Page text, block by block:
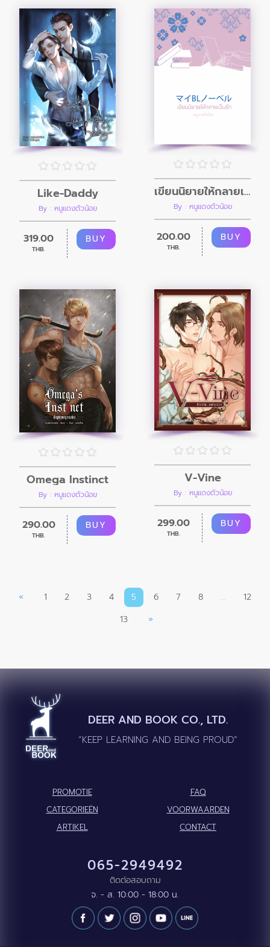
Like-Daddy
By : หนูแดงตัวน้อย
319.00
THB.
BUY
เขียนนิยายให้กลายเป็นรัก
By : หนูแดงตัวน้อย
200.00
THB.
BUY
Omega Instinct
By : หนูแดงตัวน้อย
290.00
THB.
BUY
V-Vine
By : หนูแดงตัวน้อย
299.00
THB.
BUY
« 1 2 3 4 5 6 7 8 ...
12
13
»
DEER AND BOOK CO., LTD.
“KEEP LEARNING AND BEING PROUD”
PROMOTIE
FAQ
CATEGORIEËN
VOORWAARDEN
ARTIKEL
CONTACT
065-2949492
ติดต่อสอบถาม
จ. - ส. 10:00 - 18:00 น.